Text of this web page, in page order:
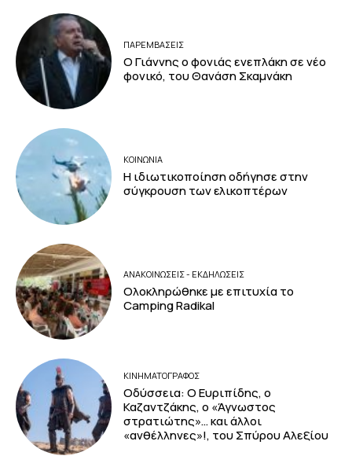
ΠΑΡΕΜΒΑΣΕΙΣ
Ο Γιάννης ο φονιάς ενεπλάκη σε νέο
φονικό, του Θανάση Σκαμνάκη
ΚΟΙΝΩΝΙΑ
Η ιδιωτικοποίηση οδήγησε στην
σύγκρουση των ελικοπτέρων
ΑΝΑΚΟΙΝΩΣΕΙΣ - ΕΚΔΗΛΩΣΕΙΣ
Ολοκληρώθηκε με επιτυχία το
Camping Radikal
ΚΙΝΗΜΑΤΟΓΡΆΦΟΣ
Οδύσσεια: Ο Ευριπίδης, ο
Καζαντζάκης, ο «Άγνωστος
στρατιώτης»… και άλλοι
«ανθέλληνες»!, του Σπύρου Αλεξίου